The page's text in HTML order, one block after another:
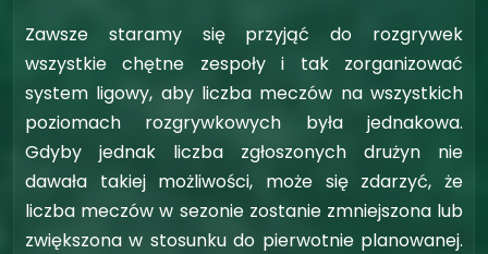
Zawsze staramy się przyjąć do rozgrywek
wszystkie chętne zespoły i tak zorganizować
system ligowy, aby liczba meczów na wszystkich
poziomach rozgrywkowych była jednakowa.
Gdyby jednak liczba zgłoszonych drużyn nie
dawała takiej możliwości, może się zdarzyć, że
liczba meczów w sezonie zostanie zmniejszona lub
zwiększona w stosunku do pierwotnie planowanej.